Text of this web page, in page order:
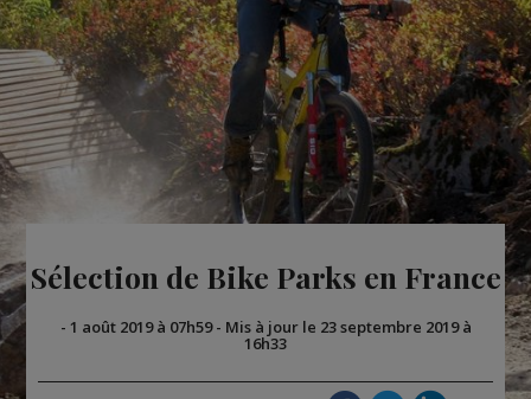
Sélection de Bike Parks en France
- 1 août 2019 à 07h59- Mis à jour le 23 septembre 2019 à
16h33